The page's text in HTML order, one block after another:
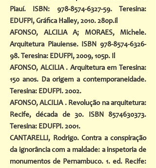
Piauí. ISBN: 978-8574-6327-59. Teresina:
EDUFPI, Gráfica Halley, 2010. 280p.il
AFONSO, ALCILIA A; MORAES, Michele.
Arquitetura Piauiense. ISBN 978-8574-6326-
98. Teresina: EDUFPI, 2009, 105p. Il
AFONSO, ALCILIA . Arquitetura em Teresina:
150 anos. Da origem a contemporaneidade.
Teresina: EDUFPI. 2002.
AFONSO, ALCILIA . Revolução na arquitetura:
Recife, década de 30. ISBN 8574630373.
Teresina: EDUFPI. 2001.
CANTARELLI, Rodrigo. Contra a conspiração
da ignorância com a maldade: a inspetoria de
monumentos de Pernambuco. 1. ed. Recife: